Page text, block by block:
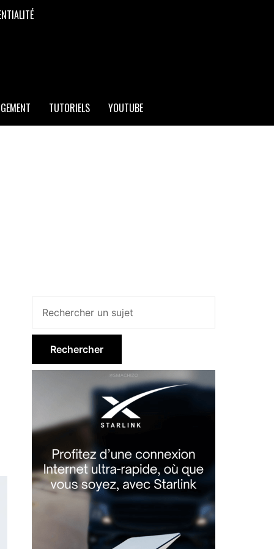
TUTORIELS YOUTUBE
Barre
latérale
principale